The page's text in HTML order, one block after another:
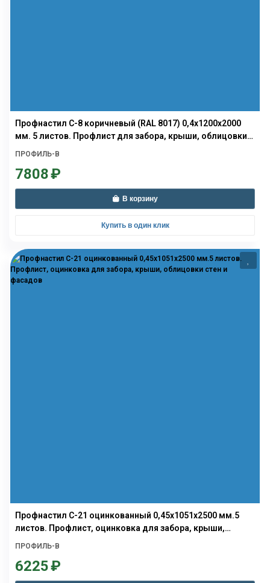
Профнастил С-8 коричневый (RAL 8017) 0,4х1200х2000
мм. 5 листов. Профлист для забора, крыши, облицовки
стен и фасадов
ПРОФИЛЬ-В
7808₽
В корзину
Купить в один клик
Профнастил С-21 оцинкованный 0,45х1051х2500 мм.5
листов. Профлист, оцинковка для забора, крыши,
облицовки стен и фасадов
ПРОФИЛЬ-В
6225₽